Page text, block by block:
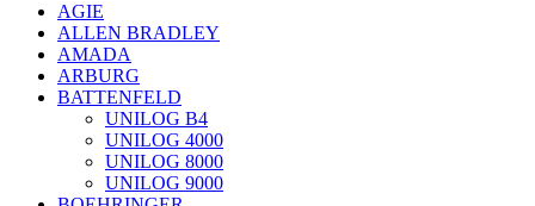
AGIE
ALLEN BRADLEY
AMADA
ARBURG
BATTENFELD
UNILOG B4
UNILOG 4000
UNILOG 8000
UNILOG 9000